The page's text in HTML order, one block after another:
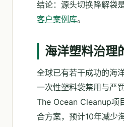
结论：源头切换降解袋
客户案例库。
海洋塑料治理
全球已有若干成功的
一次性塑料袋禁用与严
The Ocean Cleanup项
合方案，预计10年减